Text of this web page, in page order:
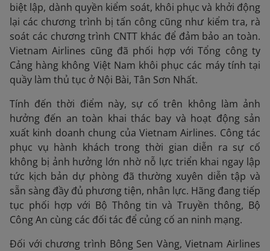
biệt lập, dành quyền kiểm soát, khôi phục và khởi động
lại các chương trình bị tấn công cũng như kiểm tra, rà
soát các chương trình CNTT khác để đảm bảo an toàn.
Vietnam Airlines cũng đã phối hợp với Tổng công ty
Cảng hàng không Việt Nam khôi phục các máy tính tại
quầy làm thủ tục ở Nội Bài, Tân Sơn Nhất.
Tính đến thời điểm này, sự cố trên không làm ảnh
hưởng đến an toàn khai thác bay và hoạt động sản
xuất kinh doanh chung của Vietnam Airlines. Công tác
phục vụ hành khách trong thời gian diễn ra sự cố
không bị ảnh hưởng lớn nhờ nỗ lực triển khai ngay lập
tức kịch bản dự phòng đã thường xuyên diễn tập và
sẵn sàng đầy đủ phương tiện, nhân lực. Hãng đang tiếp
tục phối hợp với Bộ Thông tin và Truyền thông, Bộ
Công An cùng các đối tác để củng cố an ninh mạng.
Đối với chương trình Bông Sen Vàng, Vietnam Airlines